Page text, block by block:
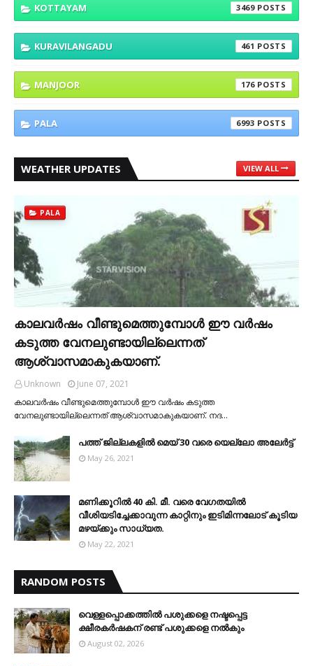
KOTTAYAM 3469
KURAVILANGADU 461
MANJOOR 176
PALA 6993
WEATHER UPDATES VIEW ALL
PALA
കാലവര്‍ഷം വീണ്ടുമെത്തുമ്പോള്‍ ഈ വര്‍ഷം
കടുത്ത വേനലുണ്ടായില്ലെന്നത്
ആശ്വാസമാകുകയാണ്.
Unknown
June 07, 2021
കാലവര്‍ഷം വീണ്ടുമെത്തുമ്പോള്‍ ഈ വര്‍ഷം കടുത്ത
വേനലുണ്ടായില്ലെന്നത് ആശ്വാസമാകുകയാണ്. നദ…
പത്ത് ജില്ലകളില്‍ മെയ് 30 വരെ യെല്ലോ അലേര്‍ട്ട്
May 26, 2021
മണിക്കൂറിൽ 40 കി. മീ. വരെ വേഗതയിൽ
വീശിയടിച്ചേക്കാവുന്ന കാറ്റിനും ഇടിമിന്നലോട് കൂടിയ
മഴയ്ക്കും സാധ്യത.
May 22, 2021
RANDOM POSTS
വെള്ളപ്പൊക്കത്തില്‍ പശുക്കളെ നഷ്ടപ്പെട്ട
ക്ഷീരകര്‍ഷകന് രണ്ട് പശുക്കളെ നല്‍കും
August 02, 2026